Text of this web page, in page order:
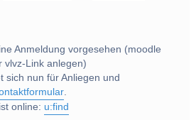
Anmeldung vorgesehen (moodle
vlvz-Link anlegen)
sich nun für Anliegen und
.
online: u:find